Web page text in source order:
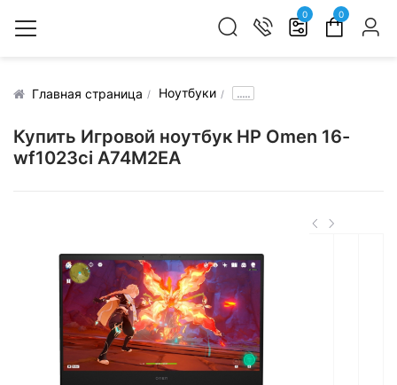
0 0
Главная страница Ноутбуки .....
Купить Игровой ноутбук HP Omen 16-
wf1023ci A74M2EA